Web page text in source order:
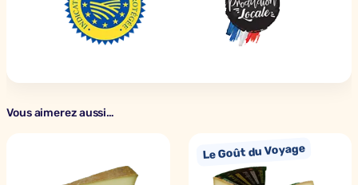
Vous aimerez aussi…